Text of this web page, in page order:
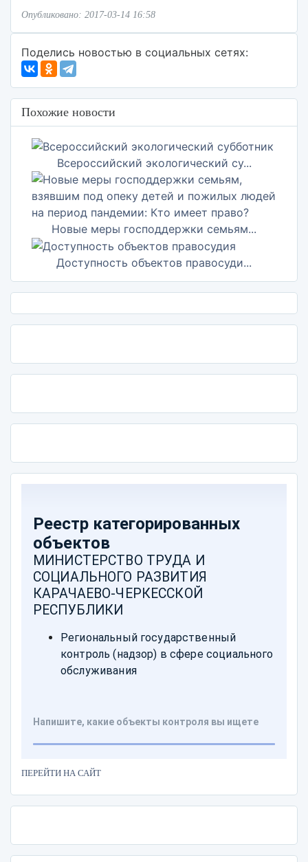
Опубликовано: 2017-03-14 16:58
Поделись новостью в социальных сетях:
Похожие новости
Всероссийский экологический су...
Новые меры господдержки семьям...
Доступность объектов правосуди...
ПЕРЕЙТИ НА САЙТ